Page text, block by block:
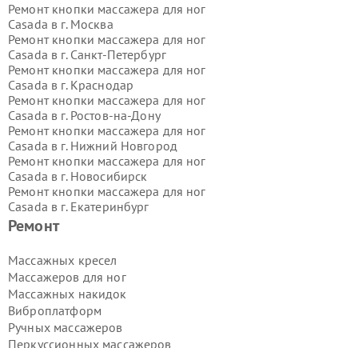
Ремонт
Массажных кресел
Массажеров для ног
Массажных накидок
Виброплатформ
Ручных массажеров
Перкуссионных массажеров
Ремонт кнопки массажера для ног
Casada в г. Москва
Ремонт кнопки массажера для ног
Casada в г. Санкт-Петербург
Ремонт кнопки массажера для ног
Casada в г. Краснодар
Ремонт кнопки массажера для ног
Casada в г. Ростов-на-Дону
Ремонт кнопки массажера для ног
Casada в г. Нижний Новгород
Ремонт кнопки массажера для ног
Casada в г. Новосибирск
Ремонт кнопки массажера для ног
Casada в г. Екатеринбург
Ремонт кнопки массажера для ног
Ремонт кнопки массажера для ног
Casada в г.Воронеж
Ремонт кнопки массажера для ног
Casada в г.Волгоград
Ремонт кнопки массажера для ног
Casada в г.Самара
Ремонт кнопки массажера для ног